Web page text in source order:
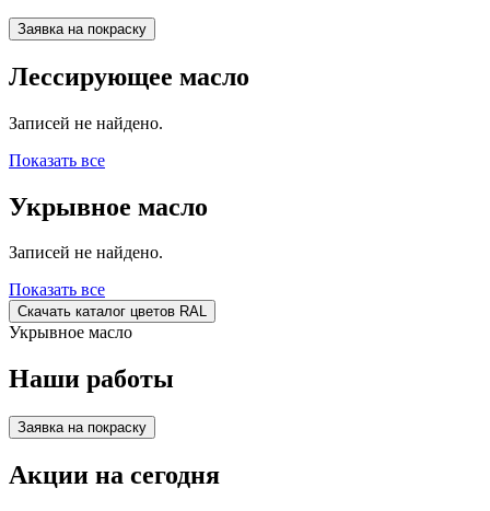
Заявка на покраску
Лессирующее масло
Записей не найдено.
Показать все
Укрывное масло
Записей не найдено.
Показать все
Скачать каталог цветов RAL
Укрывное масло
Наши работы
Заявка на покраску
Акции на сегодня